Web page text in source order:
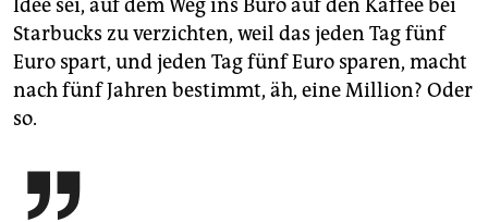
Idee sei, auf dem Weg ins Büro auf den Kaffee bei
Starbucks zu verzichten, weil das jeden Tag fünf
Euro spart, und jeden Tag fünf Euro sparen, macht
nach fünf Jahren bestimmt, äh, eine Million? Oder
so.
